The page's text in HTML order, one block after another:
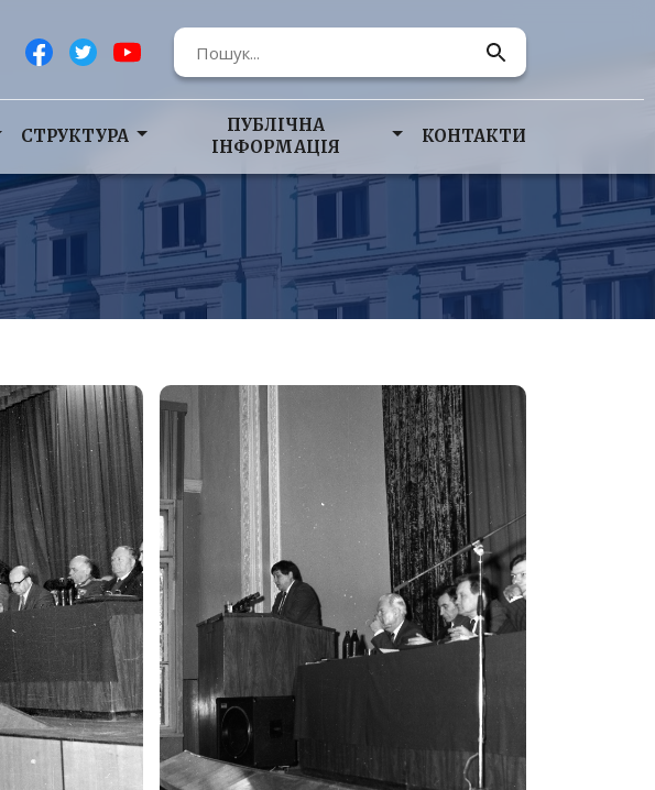
СТРУКТУРА
ПУБЛІЧНА
ІНФОРМАЦІЯ
КОНТАКТИ